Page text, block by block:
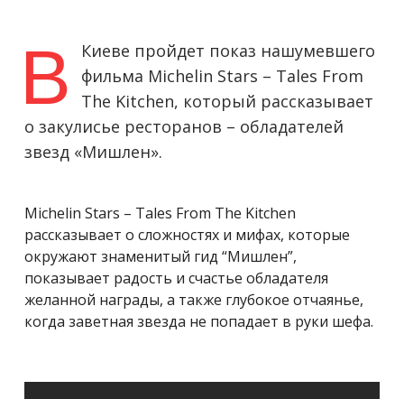
В
Киеве пройдет показ нашумевшего
фильма Michelin Stars – Tales From
The Kitchen, который рассказывает
о закулисье ресторанов – обладателей
звезд «Мишлен».
Michelin Stars – Tales From The Kitchen
рассказывает о сложностях и мифах, которые
окружают знаменитый гид “Мишлен”,
показывает радость и счастье обладателя
желанной награды, а также глубокое отчаянье,
когда заветная звезда не попадает в руки шефа.